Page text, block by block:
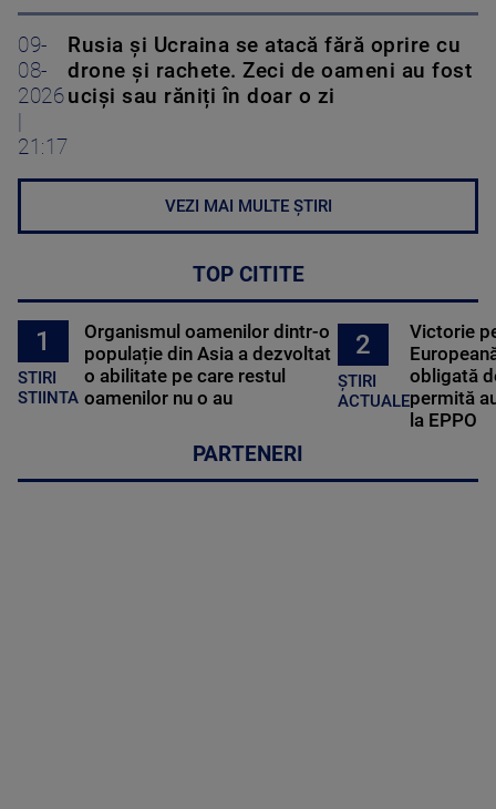
09-
08-
2026
21:17
Rusia și Ucraina se atacă fără oprire cu
drone și rachete. Zeci de oameni au fost
uciși sau răniți în doar o zi
VEZI MAI MULTE ȘTIRI
TOP CITITE
1
STIRI
STIINTA
Organismul oamenilor dintr-o
populație din Asia a dezvoltat
o abilitate pe care restul
oamenilor nu o au
2
ȘTIRI
ACTUALE
Victorie
obligată
permită
la EPPO
PARTENERI